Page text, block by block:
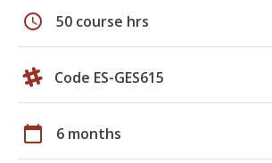
schedule 50 course hrs
Code ES-GES615
calendar_today 6 months